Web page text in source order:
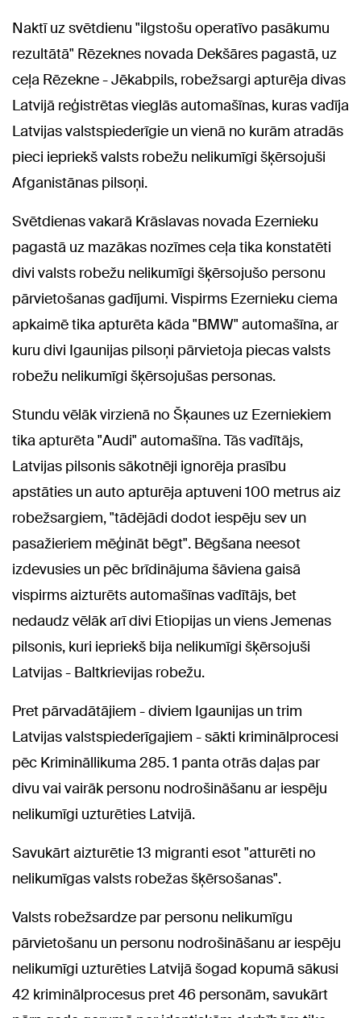
Naktī uz svētdienu "ilgstošu operatīvo pasākumu
rezultātā" Rēzeknes novada Dekšāres pagastā, uz
ceļa Rēzekne - Jēkabpils, robežsargi apturēja divas
Latvijā reģistrētas vieglās automašīnas, kuras vadīja
Latvijas valstspiederīgie un vienā no kurām atradās
pieci iepriekš valsts robežu nelikumīgi šķērsojuši
Afganistānas pilsoņi.
Svētdienas vakarā Krāslavas novada Ezernieku
pagastā uz mazākas nozīmes ceļa tika konstatēti
divi valsts robežu nelikumīgi šķērsojušo personu
pārvietošanas gadījumi. Vispirms Ezernieku ciema
apkaimē tika apturēta kāda "BMW" automašīna, ar
kuru divi Igaunijas pilsoņi pārvietoja piecas valsts
robežu nelikumīgi šķērsojušas personas.
Stundu vēlāk virzienā no Šķaunes uz Ezerniekiem
tika apturēta "Audi" automašīna. Tās vadītājs,
Latvijas pilsonis sākotnēji ignorēja prasību
apstāties un auto apturēja aptuveni 100 metrus aiz
robežsargiem, "tādējādi dodot iespēju sev un
pasažieriem mēģināt bēgt". Bēgšana neesot
izdevusies un pēc brīdinājuma šāviena gaisā
vispirms aizturēts automašīnas vadītājs, bet
nedaudz vēlāk arī divi Etiopijas un viens Jemenas
pilsonis, kuri iepriekš bija nelikumīgi šķērsojuši
Latvijas - Baltkrievijas robežu.
Pret pārvadātājiem - diviem Igaunijas un trim
Latvijas valstspiederīgajiem - sākti kriminālprocesi
pēc Krimināllikuma 285. 1 panta otrās daļas par
divu vai vairāk personu nodrošināšanu ar iespēju
nelikumīgi uzturēties Latvijā.
Savukārt aizturētie 13 migranti esot "atturēti no
nelikumīgas valsts robežas šķērsošanas".
Valsts robežsardze par personu nelikumīgu
pārvietošanu un personu nodrošināšanu ar iespēju
nelikumīgi uzturēties Latvijā šogad kopumā sākusi
42 kriminālprocesus pret 46 personām, savukārt